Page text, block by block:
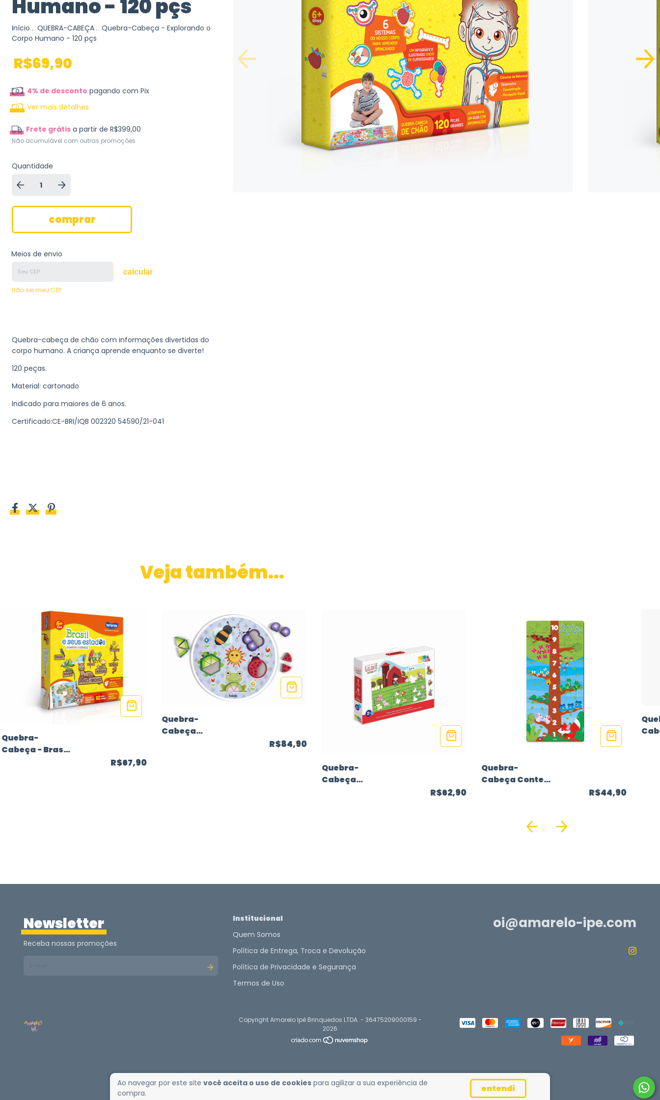
Ao navegar por este site você aceita o uso de cookies para agilizar a sua experiência de
compra.
entendi
Humano - 120 pçs
Início . QUEBRA-CABEÇA . Quebra-Cabeça - Explorando o
Corpo Humano - 120 pçs
R$69,90
4% de desconto pagando com Pix
Ver mais detalhes
Frete grátis a partir de R$399,00
Não acumulável com outras promoções
Quantidade
Meios de envio
calcular
Não sei meu CEP
Quebra-cabeça de chão com informações divertidas do
corpo humano. A criança aprende enquanto se diverte!
120 peças.
Material: cartonado
Indicado para maiores de 6 anos.
Certificado:CE-BRI/IQB 002320 54590/21-041
Veja também...
Quebra-
Cabeça - Brasil
R$67,90
Quebra-
Cabeça
R$84,90
Quebra-
Cabeça
R$62,90
Quebra-
Cabeça Conte
R$44,90
Newsletter
Receba nossas promoções
Institucional
Quem Somos
Política de Entrega, Troca e Devolução
Política de Privacidade e Segurança
Termos de Uso
oi@amarelo-ipe.com
Copyright Amarelo Ipê Brinquedos LTDA. - 36475209000159 -
2026